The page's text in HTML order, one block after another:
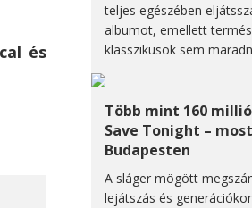
és
teljes egészében
albumot, emellett
klasszikusok sem
Több mint 160
Save Tonight –
Budapesten
A sláger mögött
lejátszás és